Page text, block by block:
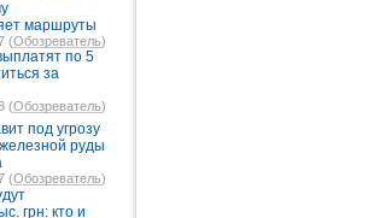
маршруты
(Обозреватель)
по 5
за
(Обозреватель)
под угрозу
руды
(Обозреватель)
грн: кто и